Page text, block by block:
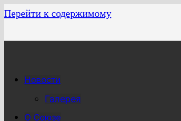
Перейти к содержимому
Новости
Галерея
О Союзе